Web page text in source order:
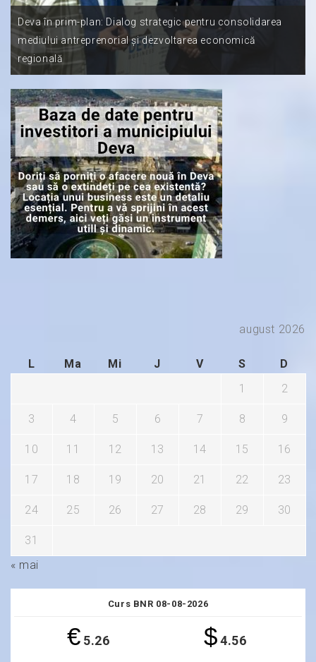
Deva în prim-plan: Dialog strategic pentru consolidarea
mediului antreprenorial și dezvoltarea economică
regională
august 2026
L Ma Mi J V S
D
1
2
3 4 5 6 7 8 9
10 11 12 13 14 15 16
17 18 19 20 21 22 23
24 25 26 27 28 29 30
31
« mai
Curs BNR 08-08-2026
€ 5.26 $4.56